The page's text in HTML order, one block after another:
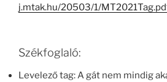
j.mtak.hu/20503/1/
Székfoglaló:
Levelező tag: A gát nem mindig